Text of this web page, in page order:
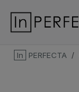
In PERFECTA